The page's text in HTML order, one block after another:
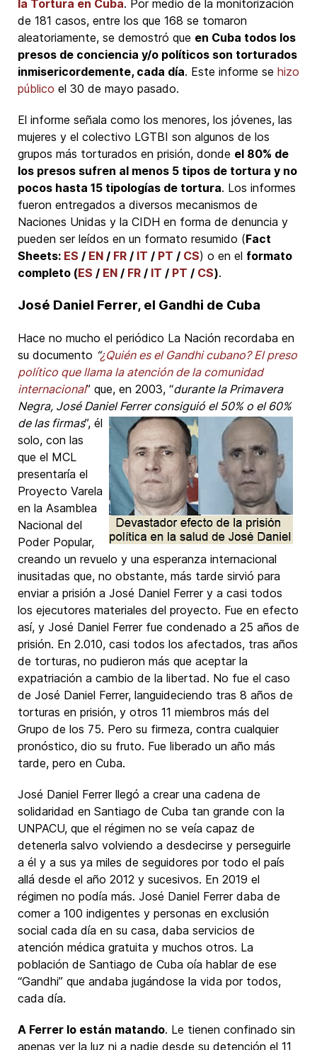
la Tortura en Cuba. Por medio de la monitorización
de 181 casos, entre los que 168 se tomaron
aleatoriamente, se demostró que en Cuba todos los
presos de conciencia y/o políticos son torturados
inmisericordemente, cada día. Este informe se hizo
público el 30 de mayo pasado.
El informe señala como los menores, los jóvenes, las
mujeres y el colectivo LGTBI son algunos de los
grupos más torturados en prisión, donde el 80% de
los presos sufren al menos 5 tipos de tortura y no
pocos hasta 15 tipologías de tortura. Los informes
fueron entregados a diversos mecanismos de
Naciones Unidas y la CIDH en forma de denuncia y
pueden ser leídos en un formato resumido (Fact
Sheets: ES / EN / FR / IT / PT / CS) o en el formato
completo (ES / EN / FR / IT / PT / CS).
José Daniel Ferrer, el Gandhi de Cuba
Hace no mucho el periódico La Nación recordaba en
su documento “¿Quién es el Gandhi cubano? El preso
político que llama la atención de la comunidad
internacional” que, en 2003, “durante la Primavera
Negra, José Daniel Ferrerconsiguió el 50% o el 60%
de las firmas”, él
solo, con las
que el MCL
presentaría el
Proyecto Varela
en la Asamblea
Nacional del
Poder Popular,
creando un revuelo y una esperanza internacional
inusitadas que, no obstante, más tarde sirvió para
enviar a prisión a José Daniel Ferrer y a casi todos
los ejecutores materiales del proyecto. Fue en efecto
así, y José Daniel Ferrer fue condenado a 25 años de
prisión. En 2.010, casi todos los afectados, tras años
de torturas, no pudieron más que aceptar la
expatriación a cambio de la libertad. No fue el caso
de José Daniel Ferrer, languideciendo tras 8 años de
torturas en prisión, y otros 11 miembros más del
Grupo de los 75. Pero su firmeza, contra cualquier
pronóstico, dio su fruto. Fue liberado un año más
tarde, pero en Cuba.
José Daniel Ferrer llegó a crear una cadena de
solidaridad en Santiago de Cuba tan grande con la
UNPACU, que el régimen no se veía capaz de
detenerla salvo volviendo a desdecirse y perseguirle
a él y a sus ya miles de seguidores por todo el país
allá desde el año 2012 y sucesivos. En 2019 el
régimen no podía más. José Daniel Ferrer daba de
comer a 100 indigentes y personas en exclusión
social cada día en su casa, daba servicios de
atención médica gratuita y muchos otros. La
población de Santiago de Cuba oía hablar de ese
“Gandhi” que andaba jugándose la vida por todos,
cada día.
A Ferrer lo están matando. Le tienen confinado sin
apenas ver la luz ni a nadie desde su detención el 11